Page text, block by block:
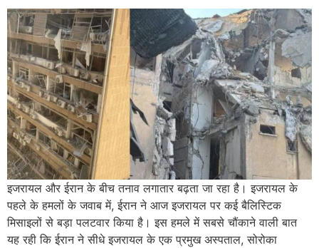
इजरायल और ईरान के बीच तनाव लगातार बढ़ता जा रहा है। इजरायल के
पहले के हमलों के जवाब में, ईरान ने आज इजरायल पर कई बैलिस्टिक
मिसाइलों से बड़ा पलटवार किया है। इस हमले में सबसे चौंकाने वाली बात
यह रही कि ईरान ने सीधे इजरायल के एक प्रमुख अस्पताल, सोरोका